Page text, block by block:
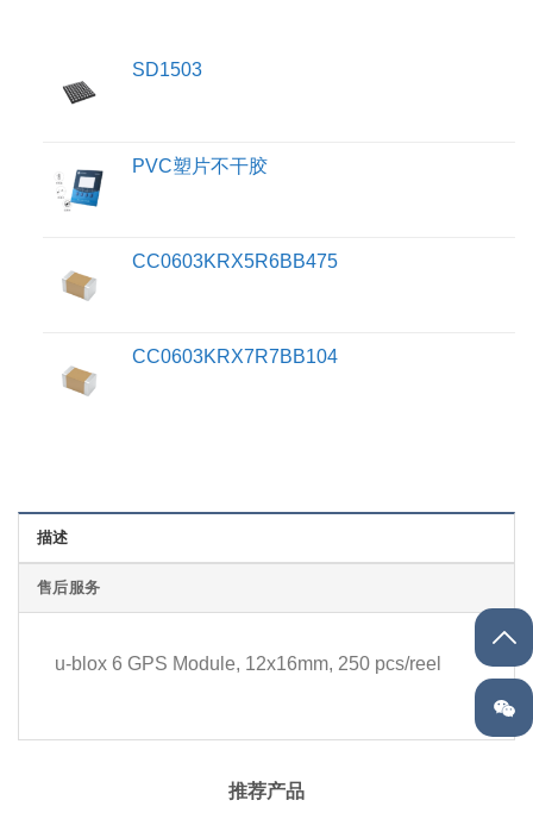
SD1503
PVC塑片不干胶
CC0603KRX5R6BB475
CC0603KRX7R7BB104
描述
售后服务
u-blox 6 GPS Module, 12x16mm, 250 pcs/reel
推荐产品